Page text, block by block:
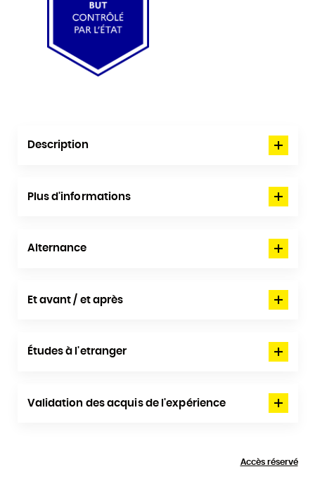
Description
Plus d'informations
Alternance
Et avant / et après
Études à l'etranger
Validation des acquis de l'expérience
Accès réservé